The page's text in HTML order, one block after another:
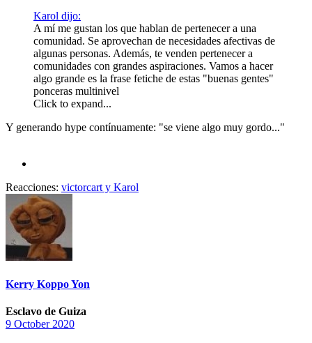
Karol dijo:
A mí me gustan los que hablan de pertenecer a una
comunidad. Se aprovechan de necesidades afectivas de
algunas personas. Además, te venden pertenecer a
comunidades con grandes aspiraciones. Vamos a hacer
algo grande es la frase fetiche de estas "buenas gentes"
ponceras multinivel
Click to expand...
Y generando hype contínuamente: "se viene algo muy gordo..."
Reacciones: victorcart y Karol
Kerry Koppo Yon
Esclavo de Guiza
9 October 2020